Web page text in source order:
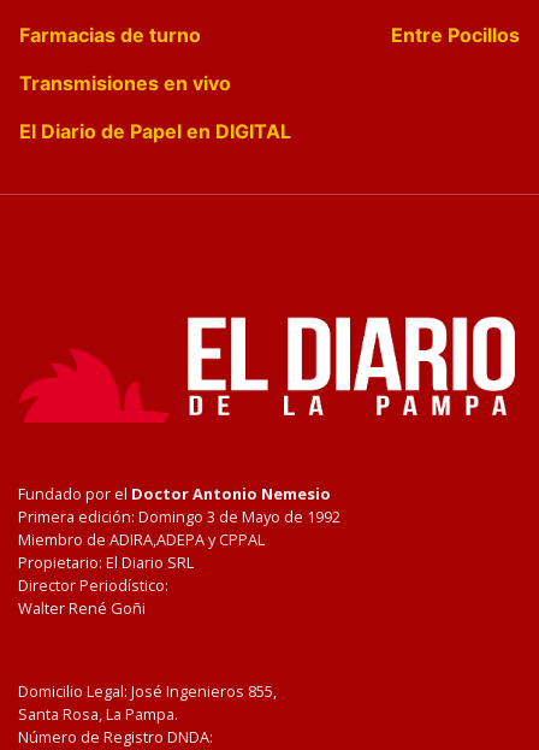
Farmacias de turno
Entre Pocillos
Transmisiones en vivo
El Diario de Papel en DIGITAL
Fundado por el Doctor Antonio Nemesio
Primera edición: Domingo 3 de Mayo de 1992
Miembro de ADIRA,ADEPA y CPPAL
Propietario: El Diario SRL
Director Periodístico:
Walter René Goñi
Domicilio Legal: José Ingenieros 855,
Santa Rosa, La Pampa.
Número de Registro DNDA: